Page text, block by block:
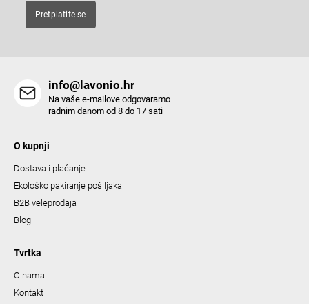
Pretplatite se
info@lavonio.hr
Na vaše e-mailove odgovaramo
radnim danom od 8 do 17 sati
O kupnji
Dostava i plaćanje
Ekološko pakiranje pošiljaka
B2B veleprodaja
Blog
Tvrtka
O nama
Kontakt